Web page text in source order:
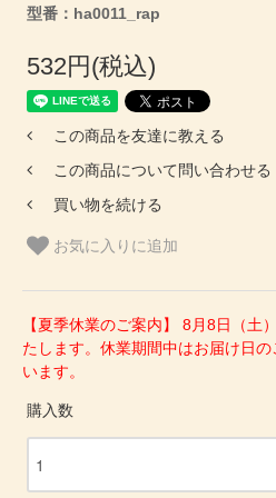
型番：ha0011_rap
532円(税込)
この商品を友達に教える
この商品について問い合わせる
買い物を続ける
お気に入りに追加
【夏季休業のご案内】 8月8日（土
たします。休業期間中はお届け日
います。
購入数